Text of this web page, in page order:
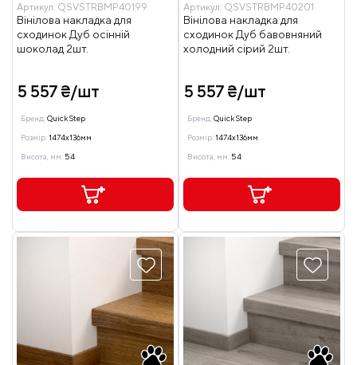
Артикул: QSVSTRBMP40199
Вінілова накладка для
сходинок Дуб осінній
шоколад 2шт.
5 557 ₴/шт
Бренд:Quick Step
Розмір:1474x136мм
Висота, мм: 54
Артикул: QSVSTRBMP40201
Вінілова накладка для
сходинок Дуб бавовняний
холодний сірий 2шт.
5 557 ₴/шт
Бренд:Quick Step
Розмір:1474x136мм
Висота, мм: 54